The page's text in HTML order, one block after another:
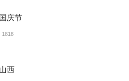
庆节
1818
西